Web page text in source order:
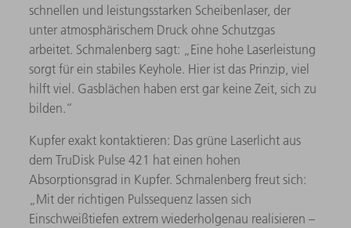
schnellen und leistungsstarken Scheibenlaser, der
unter atmosphärischem Druck ohne Schutzgas
arbeitet. Schmalenberg sagt: „Eine hohe Laserleistung
sorgt für ein stabiles Keyhole. Hier ist das Prinzip, viel
hilft viel. Gasblächen haben erst gar keine Zeit, sich zu
bilden.“
Kupfer exakt kontaktieren: Das grüne Laserlicht aus
dem TruDisk Pulse 421 hat einen hohen
Absorptionsgrad in Kupfer. Schmalenberg freut sich:
„Mit der richtigen Pulssequenz lassen sich
Einschweißtiefen extrem wiederholgenau realisieren –